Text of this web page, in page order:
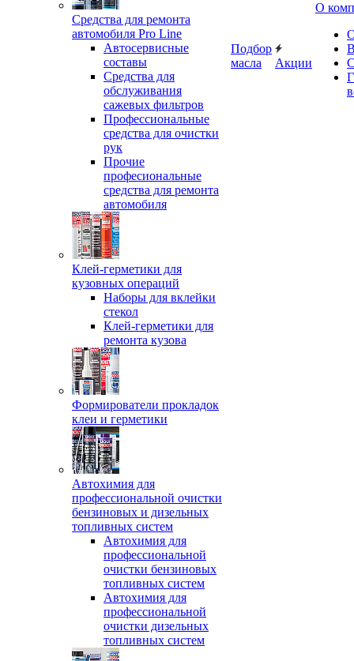
Средства для ремонта
автомобиля Pro Line
Автосервисные
составы
Средства для
обслуживания
сажевых фильтров
Профессиональные
средства для очистки
рук
Прочие
професиональные
средства для ремонта
автомобиля
Клей-герметики для
кузовных операций
Наборы для вклейки
стекол
Клей-герметики для
ремонта кузова
Формирователи прокладок
клеи и герметики
Автохимия для
профессиональной очистки
бензиновых и дизельных
топливных систем
Автохимия для
профессиональной
очистки бензиновых
топливных систем
Автохимия для
профессиональной
очистки дизельных
топливных систем
Подбор
масла
Акции
О